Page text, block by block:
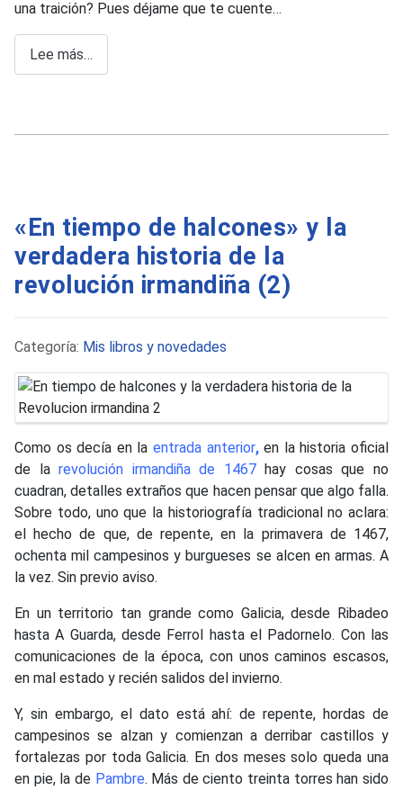
una traición? Pues déjame que te cuente…
Lee más…
«En tiempo de halcones» y la
verdadera historia de la
revolución irmandiña (2)
Detalles
Categoría: Mis libros y novedades
Como os decía en la entrada anterior,en la historia oficial
de larevolución irmandiña de 1467hay cosas que no
cuadran, detalles extraños que hacen pensar que algo falla.
Sobre todo, uno que la historiografía tradicional no aclara:
el hecho de que, de repente, en la primavera de 1467,
ochenta mil campesinos y burgueses se alcen en armas. A
la vez. Sin previo aviso.
En un territorio tan grande como Galicia, desde Ribadeo
hasta A Guarda, desde Ferrol hasta el Padornelo. Con las
comunicaciones de la época, con unos caminos escasos,
en mal estado y recién salidos del invierno.
Y, sin embargo, el dato está ahí: de repente, hordas de
campesinos se alzan y comienzan a derribar castillos y
fortalezas por toda Galicia. En dos meses solo queda una
en pie, la de Pambre. Más de ciento treinta torres han sido